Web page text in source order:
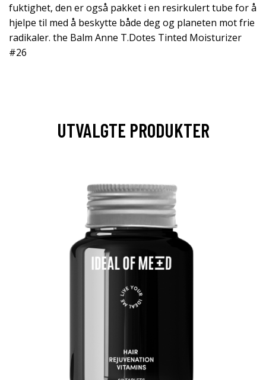
fuktighet, den er også pakket i en resirkulert tube for å
hjelpe til med å beskytte både deg og planeten mot frie
radikaler. the Balm Anne T.Dotes Tinted Moisturizer
#26
UTVALGTE PRODUKTER